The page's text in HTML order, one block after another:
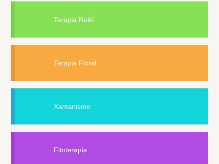
Terapia Reiki
Terapia Floral
Xamanismo
Fitoterapia